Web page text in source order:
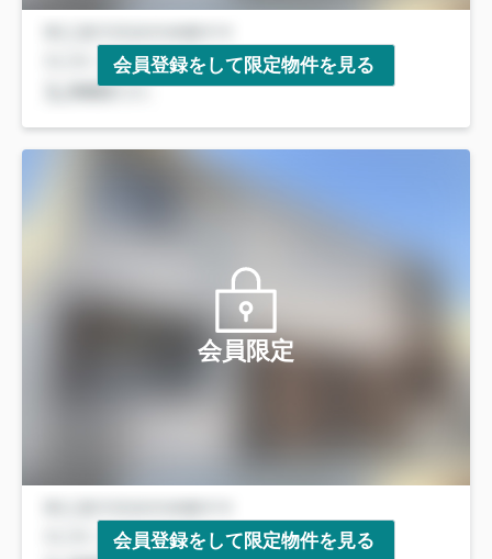
会員登録をして限定物件を見る
会員限定
会員登録をして限定物件を見る